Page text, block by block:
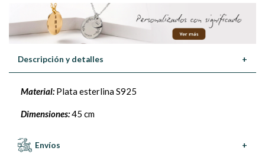
Descripción y detalles +
Material:Plata esterlina S925
Dimensiones:45 cm
Envíos +